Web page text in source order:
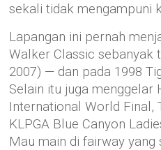
sekali tidak mengampuni
Lapangan ini pernah
Walker Classic sebanyak
2007) — dan pada 1998
Selain itu juga menggelar
International World Final,
KLPGA Blue Canyon
Mau main di fairway yang